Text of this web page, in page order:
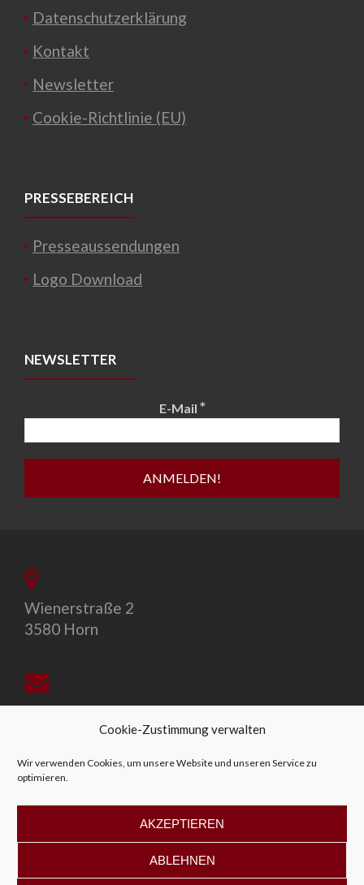
Cookie-Zustimmung verwalten
Wir verwenden Cookies, um unsere Website und unseren Service zu
optimieren.
AKZEPTIEREN
ABLEHNEN
Datenschutzerklärung
Kontakt
Newsletter
Cookie-Richtlinie (EU)
PRESSEBEREICH
Presseaussendungen
Logo Download
NEWSLETTER
E-Mail *
Wienerstraße 2
3580 Horn
office@allegro-vivo.at